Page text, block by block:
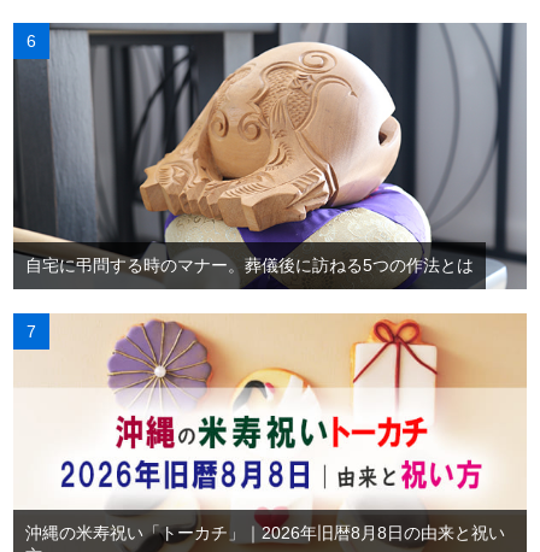
自宅に弔問する時のマナー。葬儀後に訪ねる5つの作法とは
沖縄の米寿祝い「トーカチ」｜2026年旧暦8月8日の由来と祝い